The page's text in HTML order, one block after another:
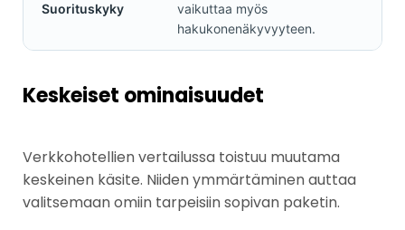
Suorituskyky
vaikuttaa myös
hakukonenäkyvyyteen.
Keskeiset ominaisuudet
Verkkohotellien vertailussa toistuu muutama
keskeinen käsite. Niiden ymmärtäminen auttaa
valitsemaan omiin tarpeisiin sopivan paketin.